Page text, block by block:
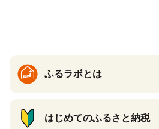
ふるラボとは
はじめてのふるさと納税